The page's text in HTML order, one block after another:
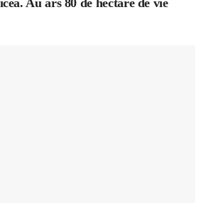
Au ars 80 de hectare de vie